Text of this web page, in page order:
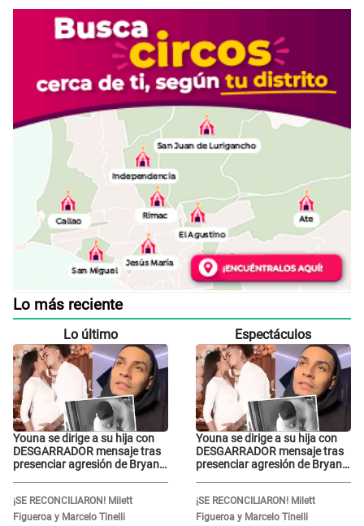
Lo más reciente
Lo último
Youna se dirige a su hija con
DESGARRADOR mensaje tras
presenciar agresión de Bryan
¡SE RECONCILIARON! Milett
Figueroa y Marcelo Tinelli
Espectáculos
Youna se dirige a su hija con
DESGARRADOR mensaje tras
presenciar agresión de Bryan
¡SE RECONCILIARON! Milett
Figueroa y Marcelo Tinelli